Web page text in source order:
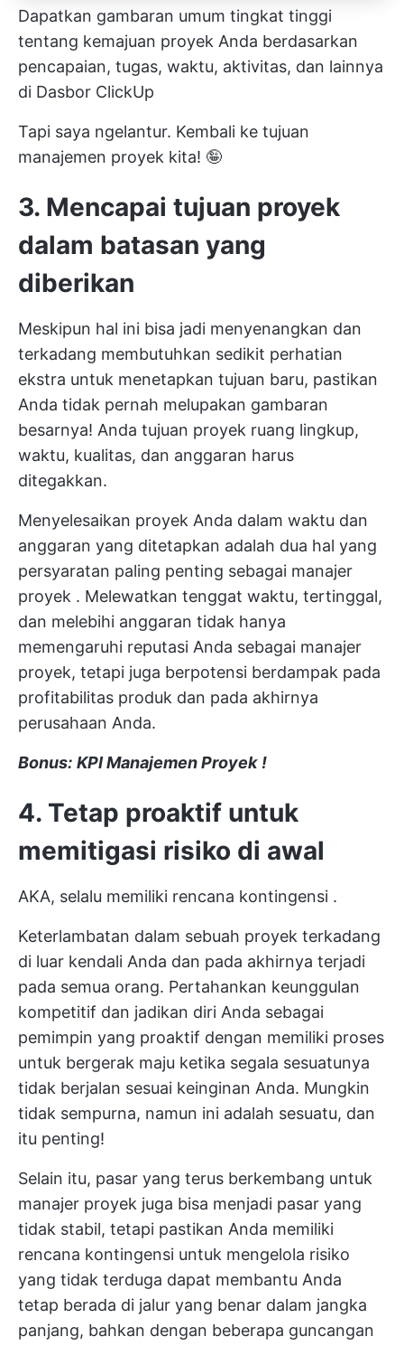
Dapatkan gambaran umum tingkat tinggi
tentang kemajuan proyek Anda berdasarkan
pencapaian, tugas, waktu, aktivitas, dan lainnya
di Dasbor ClickUp
Tapi saya ngelantur. Kembali ke tujuan
manajemen proyek kita! 🤪
3. Mencapai tujuan proyek
dalam batasan yang
diberikan
Meskipun hal ini bisa jadi menyenangkan dan
terkadang membutuhkan sedikit perhatian
ekstra untuk menetapkan tujuan baru, pastikan
Anda tidak pernah melupakan gambaran
besarnya! Anda tujuan proyek ruang lingkup,
waktu, kualitas, dan anggaran harus
ditegakkan.
Menyelesaikan proyek Anda dalam waktu dan
anggaran yang ditetapkan adalah dua hal yang
persyaratan paling penting sebagai manajer
proyek . Melewatkan tenggat waktu, tertinggal,
dan melebihi anggaran tidak hanya
memengaruhi reputasi Anda sebagai manajer
proyek, tetapi juga berpotensi berdampak pada
profitabilitas produk dan pada akhirnya
perusahaan Anda.
Bonus: KPI Manajemen Proyek !
4. Tetap proaktif untuk
memitigasi risiko di awal
AKA, selalu memiliki rencana kontingensi .
Keterlambatan dalam sebuah proyek terkadang
di luar kendali Anda dan pada akhirnya terjadi
pada semua orang. Pertahankan keunggulan
kompetitif dan jadikan diri Anda sebagai
pemimpin yang proaktif dengan memiliki proses
untuk bergerak maju ketika segala sesuatunya
tidak berjalan sesuai keinginan Anda. Mungkin
tidak sempurna, namun ini adalah sesuatu, dan
itu penting!
Selain itu, pasar yang terus berkembang untuk
manajer proyek juga bisa menjadi pasar yang
tidak stabil, tetapi pastikan Anda memiliki
rencana kontingensi untuk mengelola risiko
yang tidak terduga dapat membantu Anda
tetap berada di jalur yang benar dalam jangka
panjang, bahkan dengan beberapa guncangan